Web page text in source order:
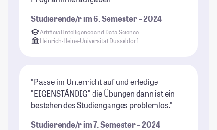
Studierende/r im 6. Semester – 2024
Artificial Intelligence and Data Science
Heinrich-Heine-Universität Düsseldorf
"Passe im Unterricht auf und erledige
"EIGENSTÄNDIG" die Übungen dann ist ein
bestehen des Studienganges problemlos."
Studierende/r im 7. Semester – 2024